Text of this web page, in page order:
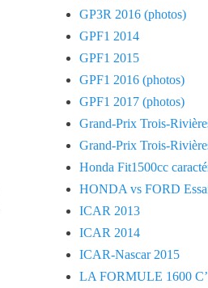
GP3R 2016 (photos)
GPF1 2014
GPF1 2015
GPF1 2016 (photos)
GPF1 2017 (photos)
Grand-Prix Trois-
Grand-Prix Trois-
Honda Fit1500cc
HONDA vs FORD
ICAR 2013
ICAR 2014
ICAR-Nascar 2015
LA FORMULE 1600